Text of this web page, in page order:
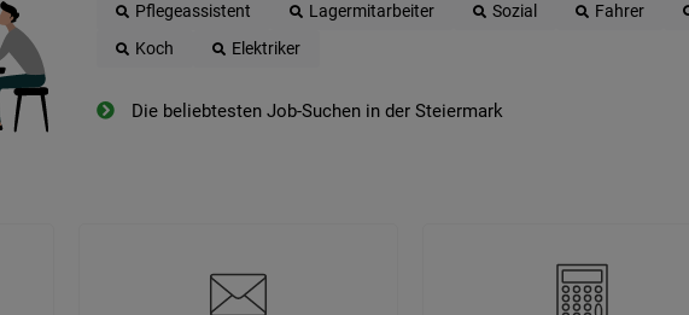
Pflegeassistent
Lagermitarbeiter Sozial Fahrer
Koch
Elektriker
Die beliebtesten Job-Suchen in der Steiermark